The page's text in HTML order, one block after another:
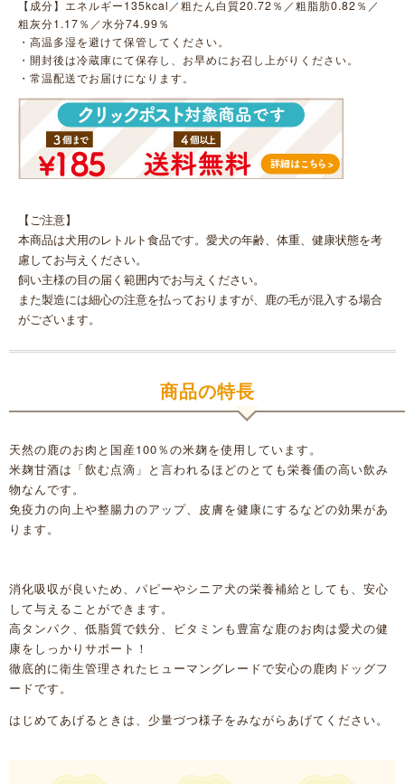
【成分】エネルギー135kcal／粗たん白質20.72％／粗脂肪0.82％／
粗灰分1.17％／水分74.99％
・高温多湿を避けて保管してください。
・開封後は冷蔵庫にて保存し、お早めにお召し上がりください。
・常温配送でお届けになります。
【ご注意】
本商品は犬用のレトルト食品です。愛犬の年齢、体重、健康状態を考
慮してお与えください。
飼い主様の目の届く範囲内でお与えください。
また製造には細心の注意を払っておりますが、鹿の毛が混入する場合
がございます。
商品の特長
天然の鹿のお肉と国産100％の米麹を使用しています。
米麹甘酒は「飲む点滴」と言われるほどのとても栄養価の高い飲み
物なんです。
免疫力の向上や整腸力のアップ、皮膚を健康にするなどの効果があ
ります。
消化吸収が良いため、パピーやシニア犬の栄養補給としても、安心
して与えることができます。
高タンパク、低脂質で鉄分、ビタミンも豊富な鹿のお肉は愛犬の健
康をしっかりサポート！
徹底的に衛生管理されたヒューマングレードで安心の鹿肉ドッグフ
ードです。
はじめてあげるときは、少量づつ様子をみながらあげてください。